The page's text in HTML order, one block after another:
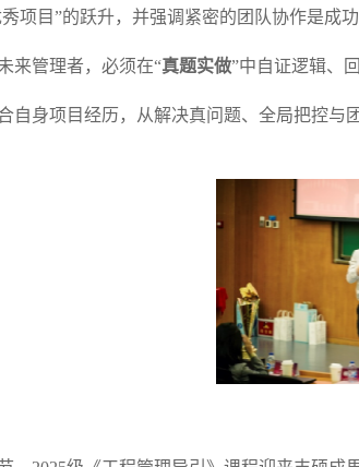
项目”的跃升，并强调紧密的团队协作是成功
来管理者，必须在“真题实做”中自证逻辑、
自身项目经历，从解决真问题、全局把控与